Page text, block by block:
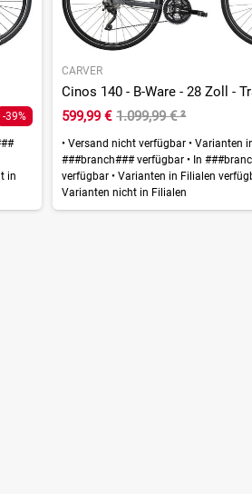
-39%
in
CARVER
Cinos 140 - B-Ware - 28 Zoll -
599,99 € 1.099,99 €²
• Versand nicht verfügbar• Varianten
###branch### verfügbar• In
verfügbar• Varianten in Filialen
Varianten nicht in Filialen